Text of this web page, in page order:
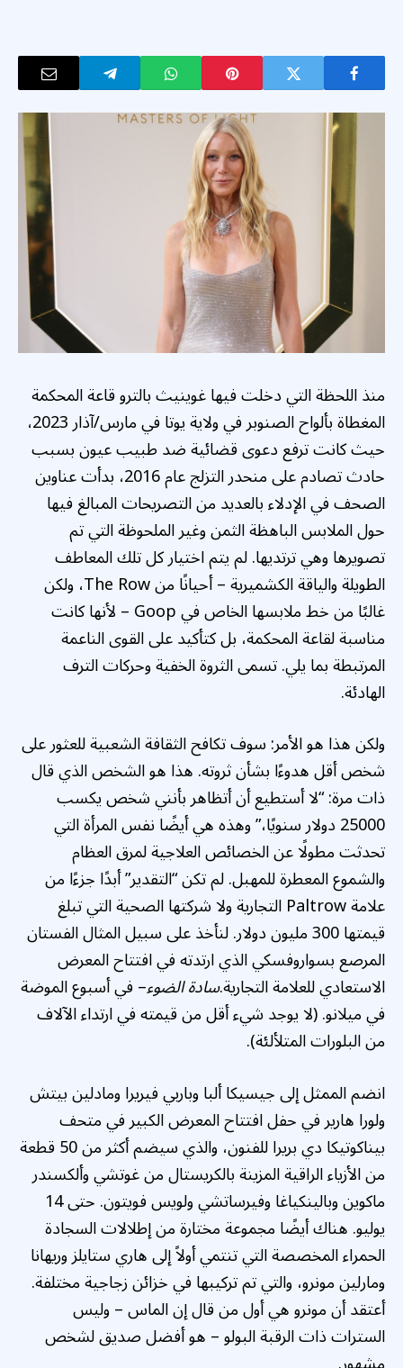
منذ اللحظة التي دخلت فيها غوينيث بالترو قاعة المحكمة
المغطاة بألواح الصنوبر في ولاية يوتا في مارس/آذار 2023،
حيث كانت ترفع دعوى قضائية ضد طبيب عيون بسبب
حادث تصادم على منحدر التزلج عام 2016، بدأت عناوين
الصحف في الإدلاء بالعديد من التصريحات المبالغ فيها
حول الملابس الباهظة الثمن وغير الملحوظة التي تم
تصويرها وهي ترتديها. لم يتم اختيار كل تلك المعاطف
الطويلة والياقة الكشميرية – أحيانًا من The Row، ولكن
غالبًا من خط ملابسها الخاص في Goop – لأنها كانت
مناسبة لقاعة المحكمة، بل كتأكيد على القوى الناعمة
المرتبطة بما يلي. تسمى الثروة الخفية وحركات الترف
الهادئة.
ولكن هذا هو الأمر: سوف تكافح الثقافة الشعبية للعثور على
شخص أقل هدوءًا بشأن ثروته. هذا هو الشخص الذي قال
ذات مرة: “لا أستطيع أن أتظاهر بأنني شخص يكسب
25000 دولار سنويًا،” وهذه هي أيضًا نفس المرأة التي
تحدثت مطولًا عن الخصائص العلاجية لمرق العظام
والشموع المعطرة للمهبل. لم تكن “التقدير” أبدًا جزءًا من
علامة Paltrow التجارية ولا شركتها الصحية التي تبلغ
قيمتها 300 مليون دولار. لنأخذ على سبيل المثال الفستان
المرصع بسواروفسكي الذي ارتدته في افتتاح المعرض
الاستعادي للعلامة التجارية.سادة الضوء– في أسبوع الموضة
في ميلانو. (لا يوجد شيء أقل من قيمته في ارتداء الآلاف
من البلورات المتلألئة).
انضم الممثل إلى جيسيكا ألبا وباربي فيريرا ومادلين بيتش
ولورا هارير في حفل افتتاح المعرض الكبير في متحف
بيناكوتيكا دي بريرا للفنون، والذي سيضم أكثر من 50 قطعة
من الأزياء الراقية المزينة بالكريستال من غوتشي وألكسندر
ماكوين وبالينكياغا وفيرساتشي ولويس فويتون. حتى 14
يوليو. هناك أيضًا مجموعة مختارة من إطلالات السجادة
الحمراء المخصصة التي تنتمي أولاً إلى هاري ستايلز وريهانا
ومارلين مونرو، والتي تم تركيبها في خزائن زجاجية مختلفة.
أعتقد أن مونرو هي أول من قال إن الماس – وليس
السترات ذات الرقبة البولو – هو أفضل صديق لشخص